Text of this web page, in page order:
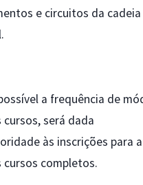
e circuitos da cadeia
a frequência de
será dada
às inscrições para a
cursos completos.